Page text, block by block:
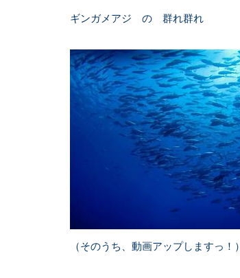
ギンガメアジ の 群れ群れ
（そのうち、動画アップしますっ！）